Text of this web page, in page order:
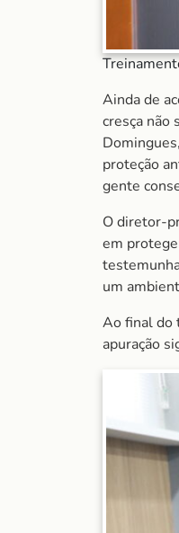
Ainda de
cresça não
proteção
gente
O diretor-
em
um
Ao final do
apuração